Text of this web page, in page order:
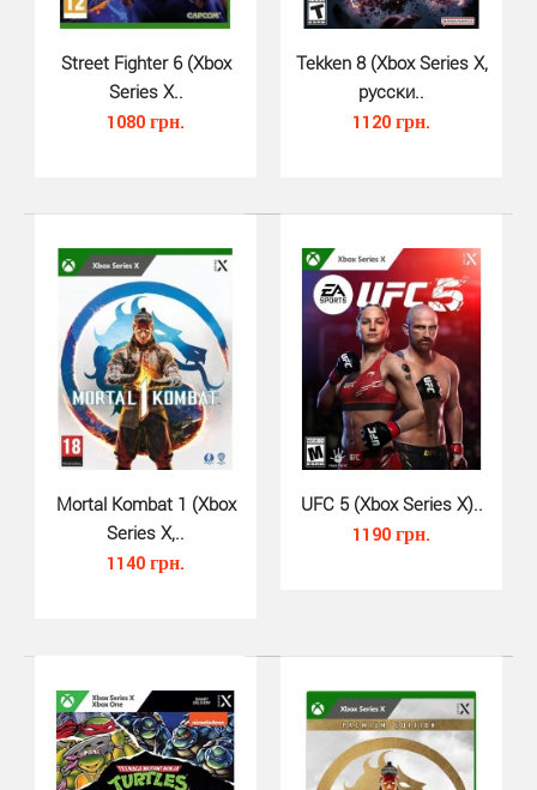
Tekken 7 (Xbox One, русские суб..
710 грн.
Street Fighter 6 (Xbox
Series X..
1080 грн.
Tekken 8 (Xbox Series X,
русски..
1120 грн.
Mortal Kombat 1 (Xbox
Series X,..
1140 грн.
UFC 5 (Xbox Series X)..
1190 грн.